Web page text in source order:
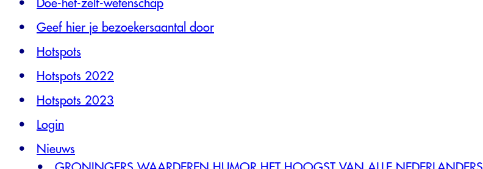
Doe-het-zelf-wetenschap
Geef hier je bezoekersaantal door
Hotspots
Hotspots 2022
Hotspots 2023
Login
Nieuws